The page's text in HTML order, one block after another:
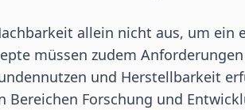
allein nicht aus, um ein
müssen zudem
und Herstellbarkeit
Forschung und